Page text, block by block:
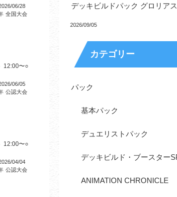
06/28
全国大会
12:00〜○
06/05
公認大会
12:00〜○
04/04
公認大会
デッキビルドパック グロリア
2026/09/05
カテゴリー
パック
基本パック
デュエリストパック
デッキビルド・ブースター
ANIMATION CHRONICLE